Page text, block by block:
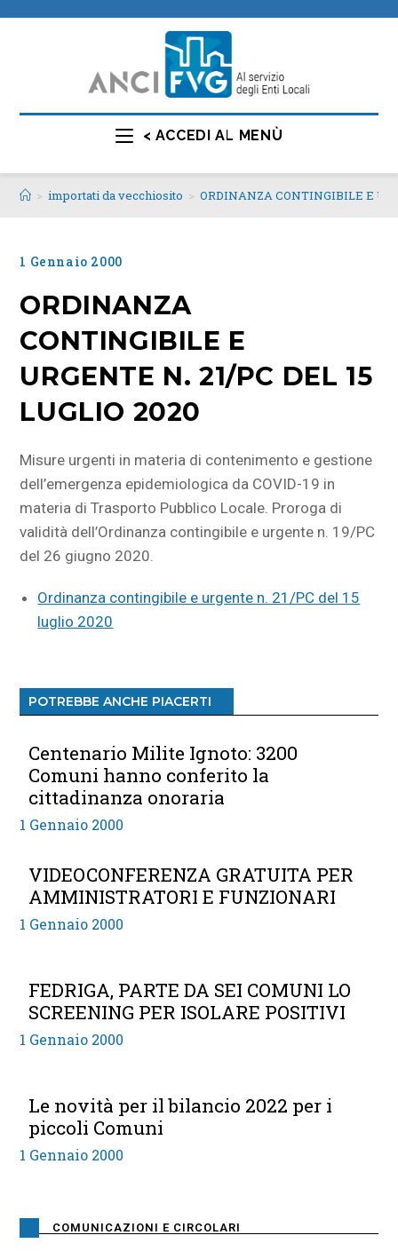
< ACCEDI AL MENÙ
> importati da vecchiosito > ORDINANZA CONTINGIBILE E
1 Gennaio 2000
ORDINANZA
CONTINGIBILE E
URGENTE N. 21/PC DEL 15
LUGLIO 2020
Misure urgenti in materia di contenimento e gestione
dell’emergenza epidemiologica da COVID-19 in
materia di Trasporto Pubblico Locale. Proroga di
validità dell’Ordinanza contingibile e urgente n. 19/PC
del 26 giugno 2020.
Ordinanza contingibile e urgente n. 21/PC del 15
luglio 2020
POTREBBE ANCHE PIACERTI
Centenario Milite Ignoto: 3200
Comuni hanno conferito la
cittadinanza onoraria
1 Gennaio 2000
VIDEOCONFERENZA GRATUITA PER
AMMINISTRATORI E FUNZIONARI
1 Gennaio 2000
FEDRIGA, PARTE DA SEI COMUNI LO
SCREENING PER ISOLARE POSITIVI
1 Gennaio 2000
Le novità per il bilancio 2022 per i
piccoli Comuni
1 Gennaio 2000
COMUNICAZIONI E CIRCOLARI